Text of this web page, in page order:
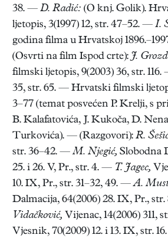
38. — D. Radić: (O knj. Golik).
ljetopis, 3(1997) 12, str. 47–52. — I.
godina filma u Hrvatskoj
(Osvrti na film Ispod crte): J.
filmski ljetopis, 9(2003) 36, str.
35, str. 65. — Hrvatski filmski
3–77 (temat posvećen P. Krelji, s
B. Kalafatovića, J. Kukoča, D.
Turkovića). — (Razgovori): R.
str. 36–42. —M. Njegić, Slobodna
25. i 26. V, Pr., str. 4. — T. Jagec,
10. IX, Pr., str. 31–32, 49. —A.
Dalmacija, 64(2006) 28. IX, Pr.,
Vidačković, Vijenac, 14(2006) 311,
Vjesnik, 70(2009) 12. i 13. IX, str.